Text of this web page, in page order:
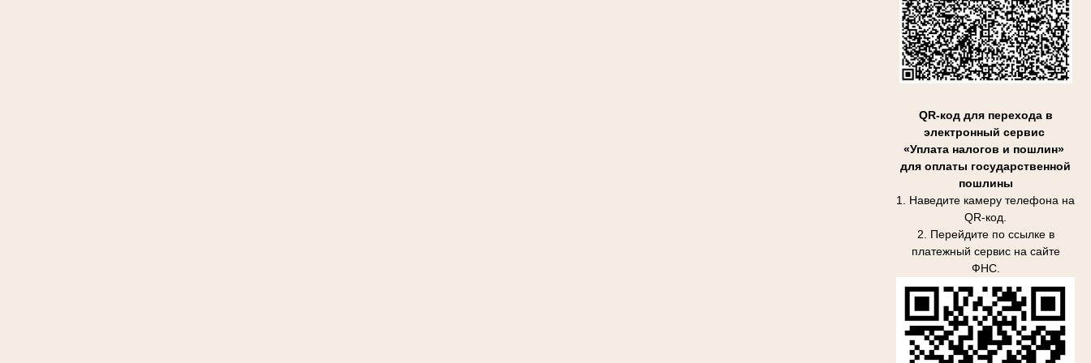
QR-код для перехода в
электронный сервис
«Уплата налогов и пошлин»
для оплаты государственной
пошлины
1. Наведите камеру телефона на
QR-код.
2. Перейдите по ссылке в
платежный сервис на сайте
ФНС.